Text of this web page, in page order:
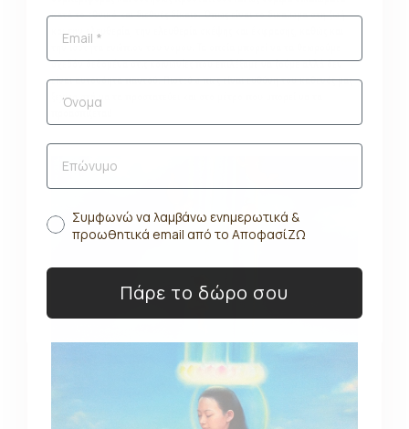
κατά το εθνικό και διεθνές δίκαιο. Όπως είναι το δικαίωμα στη ζωή
και την ελευθερία, την ελευθερία σκέψης και έκφρασης, καθώς και
την ισότητα ενώπιον του νόμου. Τα οποία μπορεί να τα θεωρούμε
σχεδόν δεδομένα στις κοινωνίες που επιλέξαμε να ζούμε αλλά δεν
είναι αυτονόητα παντού. Πιστεύω πως είναι ευθύνη του καθενός μας
ξεχωριστά να τα προστατεύει και στο μέτρο που μπορεί να τα
προασπίζεται!
Συμφωνώ να λαμβάνω ενημερωτικά &
προωθητικά email από το ΑποφασίΖΩ
Πάρε το δώρο σου